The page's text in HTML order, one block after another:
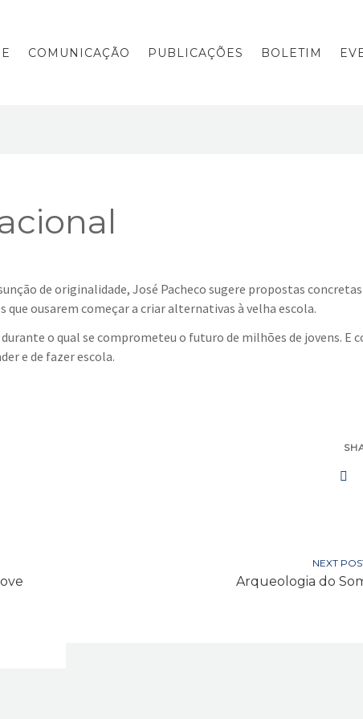
COMUNICAÇÃO PUBLICAÇÕES BOLETIM
de originalidade, José Pacheco sugere propostas concretas
ousarem começar a criar alternativas à velha escola.
o qual se comprometeu o futuro de milhões de jovens. E
e de fazer escola.
NEXT
Arqueologia do